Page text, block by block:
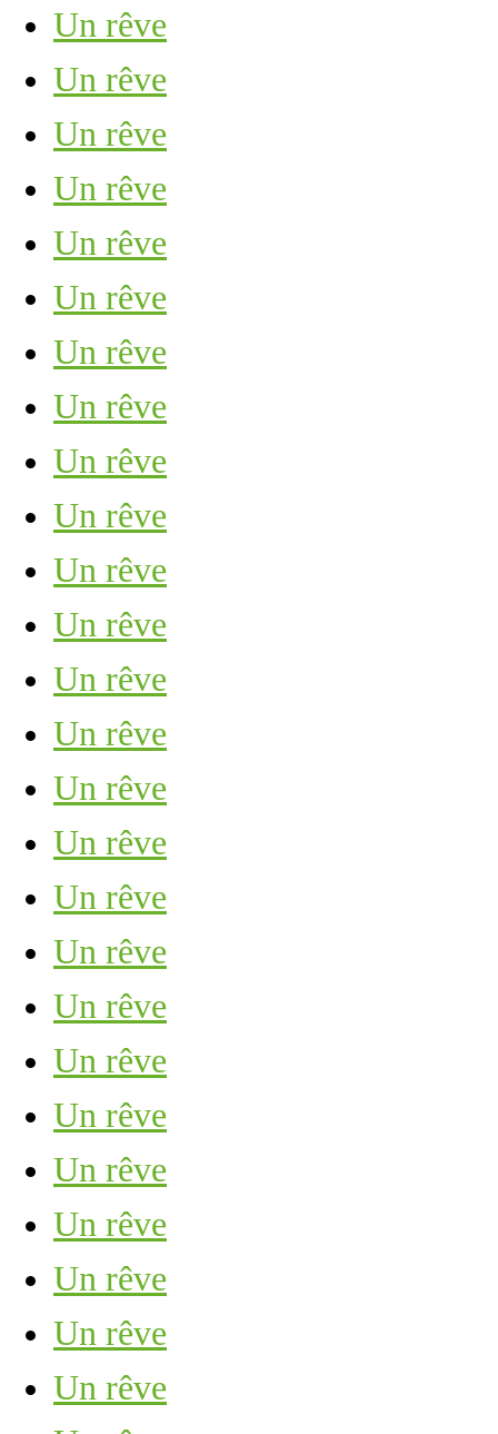
Un rêve
Un rêve
Un rêve
Un rêve
Un rêve
Un rêve
Un rêve
Un rêve
Un rêve
Un rêve
Un rêve
Un rêve
Un rêve
Un rêve
Un rêve
Un rêve
Un rêve
Un rêve
Un rêve
Un rêve
Un rêve
Un rêve
Un rêve
Un rêve
Un rêve
Un rêve